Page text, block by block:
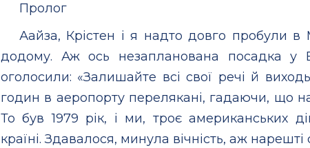
Пролог
Аайза, Крістен і я надто довго пробули
додому. Аж ось незапланована посадка у
оголосили: «Залишайте всі свої речі й
годин в аеропорту перелякані, гадаючи, що
То був 1979 рік, і ми, троє американських
країні. Здавалося, минула вічність, аж